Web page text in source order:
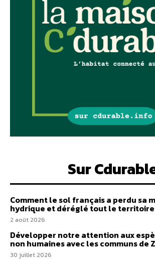
Sur
Comment le sol français a perdu sa
hydrique et déréglé tout le
2 août 2026
Développer notre attention aux
non humaines avec les communs de
30 juillet 2026